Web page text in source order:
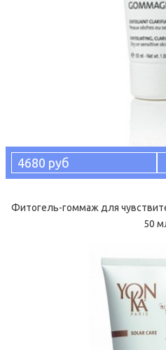
4680 руб
Фитогель-гоммаж для
50